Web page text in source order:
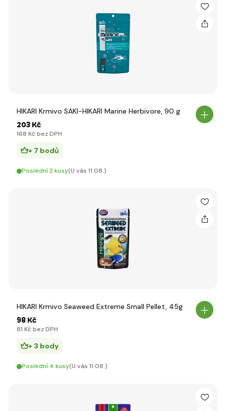
HIKARI Krmivo SAKI-HIKARI Marine Herbivore, 90 g
203 Kč
168 Kč bez DPH
+ 7 bodů
Poslední 2 kusy(U vás 11.08.)
HIKARI Krmivo Seaweed Extreme Small Pellet, 45g
98 Kč
81 Kč bez DPH
+ 3 body
Poslední 4 kusy(U vás 11.08.)